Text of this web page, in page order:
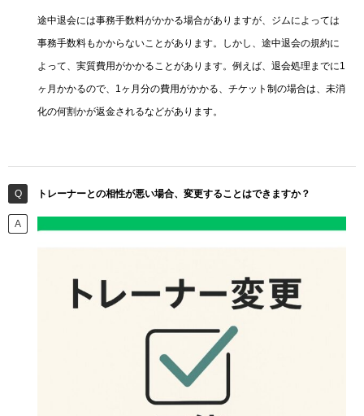
途中退会には事務手数料がかかる場合がありますが、ジムによっては
事務手数料もかからないことがあります。しかし、途中退会の規約に
よって、実質費用がかかることがあります。例えば、退会処理までに1
ヶ月かかるので、1ヶ月分の費用がかかる、チケット制の場合は、未消
化の何割かが返金されるなどがあります。
トレーナーとの相性が悪い場合、変更することはできますか？